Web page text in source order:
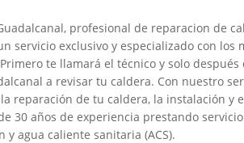
profesional de reparacion de
servicio exclusivo y especializado con los
te llamará el técnico y solo después
a revisar tu caldera. Con nuestro
reparación de tu caldera, la instalación y
30 años de experiencia prestando
agua caliente sanitaria (ACS).